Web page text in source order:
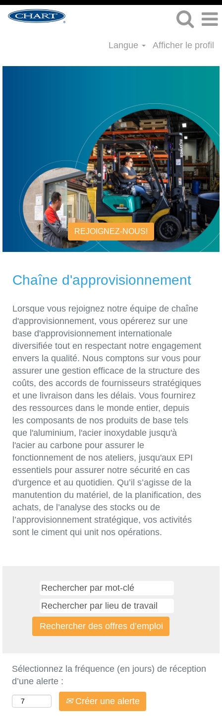
Langue Afficher le profil
d'approvisionnement
REJOIGNEZ-NOUS!
Chaîne d'approvisionnement
Lorsque vous rejoignez notre équipe de chaîne
d'approvisionnement, vous opérerez sur une
base d'approvisionnement internationale
diversifiée tout en respectant notre engagement
envers la qualité. Nous comptons sur vous pour
assurer une gestion efficace de la structure des
coûts, des accords de fournisseurs stratégiques
et une livraison dans les délais. Vous fournirez
des ressources dans le monde entier, depuis
les composants de nos produits de base tels
que l'aluminium, l'acier inoxydable jusqu'à
l'acier au carbone pour assurer le
fonctionnement de nos ateliers, jusqu'aux EPI
essentiels pour assurer notre sécurité en cas
d'urgence et au quotidien. Qu’il s’agisse de la
manutention du matériel, de la planification, des
achats, de l’analyse des stocks ou de
l’approvisionnement stratégique, vos activités
sont le ciment qui unit nos opérations.
Sélectionnez la fréquence (en jours) de réception
d’une alerte :
Créer une alerte